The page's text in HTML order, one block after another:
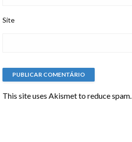
Site
This site uses Akismet to reduce spam.